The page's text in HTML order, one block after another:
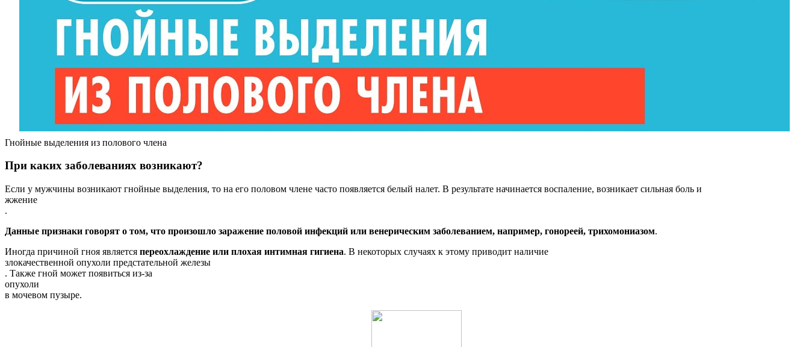
Гнойные выделения из полового члена
При каких заболеваниях возникают?
Если у мужчины возникают гнойные выделения, то на его половом члене часто появляется белый налет. В результате начинается воспаление, возникает сильная боль и
жжение
.
Данные признаки говорят о том, что произошло заражение половой инфекций или венерическим заболеванием, например, гонореей, трихомониазом.
Иногда причиной гноя является переохлаждение или плохая интимная гигиена. В некоторых случаях к этому приводит наличие
злокачественной опухоли предстательной железы
. Также гной может появиться из-за
опухоли
в мочевом пузыре.